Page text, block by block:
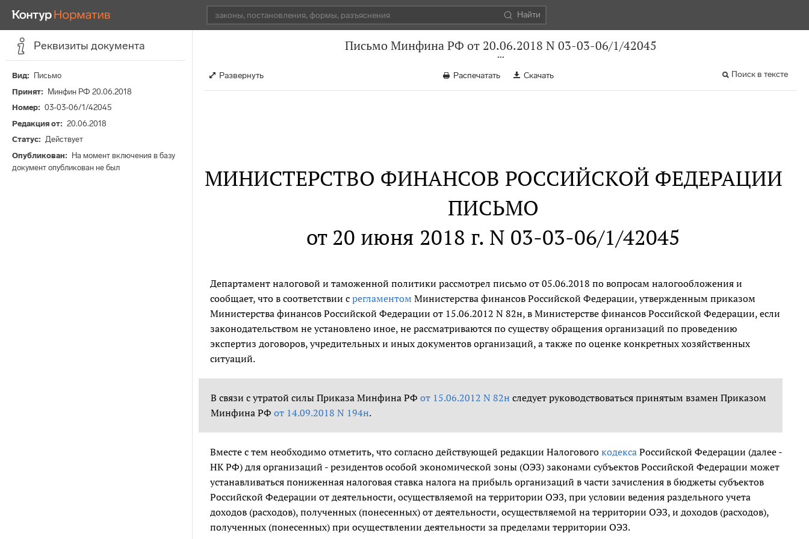
Найти
Реквизиты документа
Вид
Письмо
Принят
Минфин РФ 20.06.2018
Номер
03-03-06/1/42045
Редакция от
20.06.2018
Статус
Действует
Опубликован
На момент включения в базу
документ опубликован не был
Письмо Минфина РФ от 20.06.2018 N 03-03-06/1/42045
Развернуть Распечатать Скачать Поиск в тексте
МИНИСТЕРСТВО ФИНАНСОВ РОССИЙСКОЙ ФЕДЕРАЦИИ
ПИСЬМО
от 20 июня 2018 г. N 03-03-06/1/42045
Департамент налоговой и таможенной политики рассмотрел письмо от 05.06.2018 по вопросам налогообложения и
сообщает, что в соответствии с регламентом Министерства финансов Российской Федерации, утвержденным приказом
Министерства финансов Российской Федерации от 15.06.2012 N 82н, в Министерстве финансов Российской Федерации, если
законодательством не установлено иное, не рассматриваются по существу обращения организаций по проведению
экспертиз договоров, учредительных и иных документов организаций, а также по оценке конкретных хозяйственных
ситуаций.
В связи с утратой силы Приказа Минфина РФ от 15.06.2012 N 82н следует руководствоваться принятым взамен Приказом
Минфина РФ от 14.09.2018 N 194н.
Вместе с тем необходимо отметить, что согласно действующей редакции Налогового кодекса Российской Федерации (далее -
НК РФ) для организаций - резидентов особой экономической зоны (ОЭЗ) законами субъектов Российской Федерации может
устанавливаться пониженная налоговая ставка налога на прибыль организаций в части зачисления в бюджеты субъектов
Российской Федерации от деятельности, осуществляемой на территории ОЭЗ, при условии ведения раздельного учета
доходов (расходов), полученных (понесенных) от деятельности, осуществляемой на территории ОЭЗ, и доходов (расходов),
полученных (понесенных) при осуществлении деятельности за пределами территории ОЭЗ.